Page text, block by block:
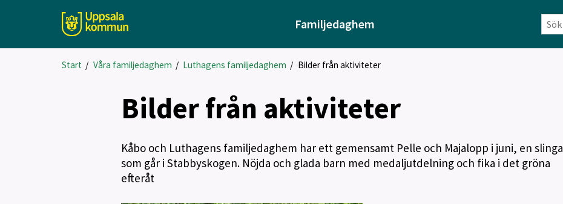
Familjedaghem
Start / Våra familjedaghem / Luthagens familjedaghem / Bilder från aktiviteter
Bilder från aktiviteter
Kåbo och Luthagens familjedaghem har ett gemensamt Pelle och Majalopp i juni, en slinga
som går i Stabbyskogen. Nöjda och glada barn med medaljutdelning och fika i det gröna
efteråt